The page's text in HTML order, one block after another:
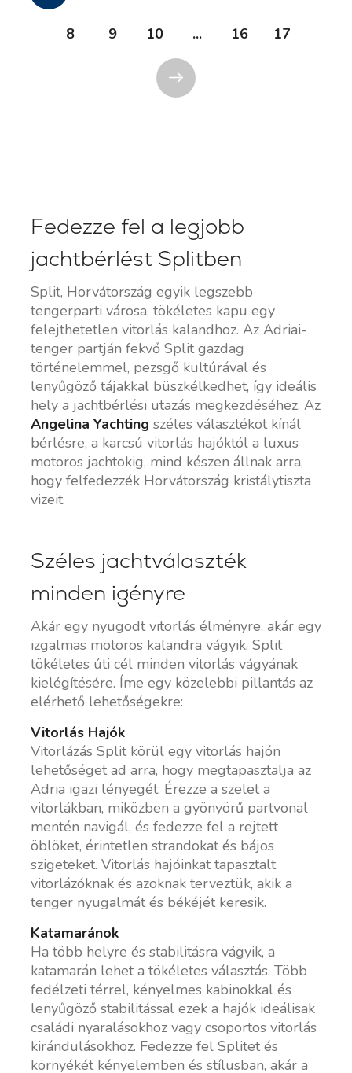
8 9 10 ... 16 17
Fedezze fel a legjobb
jachtbérlést Splitben
Split, Horvátország egyik legszebb
tengerparti városa, tökéletes kapu egy
felejthetetlen vitorlás kalandhoz. Az Adriai-
tenger partján fekvő Split gazdag
történelemmel, pezsgő kultúrával és
lenyűgöző tájakkal büszkélkedhet, így ideális
hely a jachtbérlési utazás megkezdéséhez. Az
Angelina Yachting széles választékot kínál
bérlésre, a karcsú vitorlás hajóktól a luxus
motoros jachtokig, mind készen állnak arra,
hogy felfedezzék Horvátország kristálytiszta
vizeit.
Széles jachtválaszték
minden igényre
Akár egy nyugodt vitorlás élményre, akár egy
izgalmas motoros kalandra vágyik, Split
tökéletes úti cél minden vitorlás vágyának
kielégítésére. Íme egy közelebbi pillantás az
elérhető lehetőségekre:
Vitorlás Hajók
Vitorlázás Split körül egy vitorlás hajón
lehetőséget ad arra, hogy megtapasztalja az
Adria igazi lényegét. Érezze a szelet a
vitorlákban, miközben a gyönyörű partvonal
mentén navigál, és fedezze fel a rejtett
öblöket, érintetlen strandokat és bájos
szigeteket. Vitorlás hajóinkat tapasztalt
vitorlázóknak és azoknak terveztük, akik a
tenger nyugalmát és békéjét keresik.
Katamaránok
Ha több helyre és stabilitásra vágyik, a
katamarán lehet a tökéletes választás. Több
fedélzeti térrel, kényelmes kabinokkal és
lenyűgöző stabilitással ezek a hajók ideálisak
családi nyaralásokhoz vagy csoportos vitorlás
kirándulásokhoz. Fedezze fel Splitet és
környékét kényelemben és stílusban, akár a